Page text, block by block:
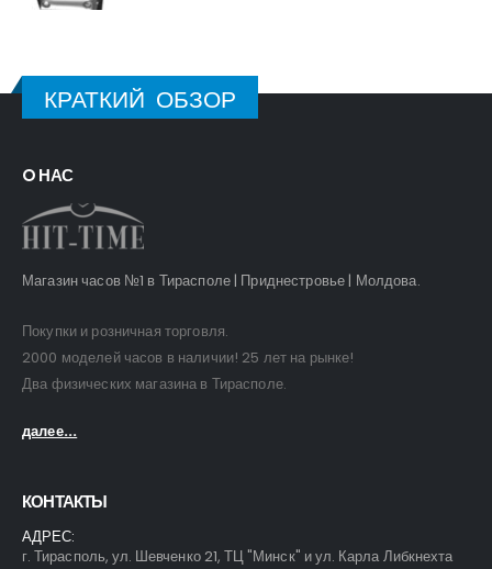
КРАТКИЙ ОБЗОР
O НАС
Магазин часов №1 в Тирасполе | Приднестровье | Молдова.
Покупки и розничная торговля.
2000 моделей часов в наличии! 25 лет на рынке!
Два физических магазина в Тирасполе.
далее...
КОНТАКТЫ
АДРЕС:
г. Тирасполь, ул. Шевченко 21, ТЦ "Минск" и ул. Карла Либкнехта